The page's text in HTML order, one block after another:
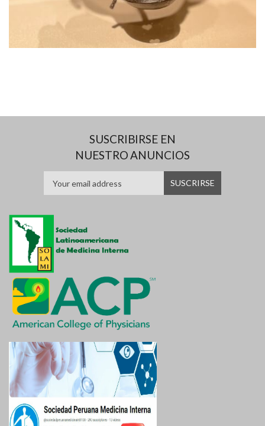
SUSCRIBIRSE EN
NUESTRO ANUNCIOS